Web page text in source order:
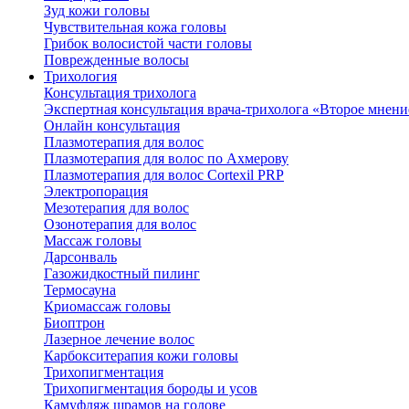
Зуд кожи головы
Чувствительная кожа головы
Грибок волосистой части головы
Поврежденные волосы
Трихология
Консультация трихолога
Экспертная консультация врача-трихолога «Второе
Онлайн консультация
Плазмотерапия для волос
Плазмотерапия для волос по Ахмерову
Плазмотерапия для волос Cortexil PRP
Электропорация
Мезотерапия для волос
Озонотерапия для волос
Массаж головы
Дарсонваль
Газожидкостный пилинг
Термосауна
Криомассаж головы
Биоптрон
Лазерное лечение волос
Карбокситерапия кожи головы
Трихопигментация
Трихопигментация бороды и усов
Камуфляж шрамов на голове